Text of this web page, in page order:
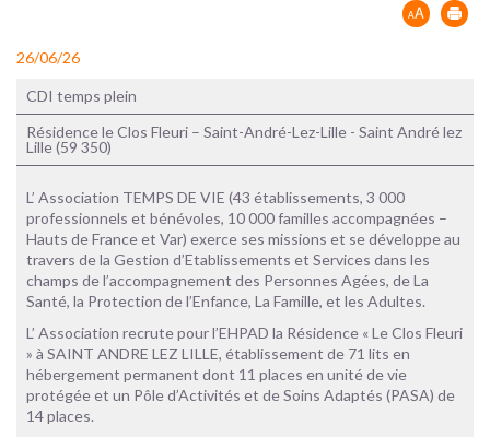
26/06/26
CDI temps plein
Résidence le Clos Fleuri – Saint-André-Lez-Lille - Saint André lez
Lille (59 350)
L’ Association TEMPS DE VIE (43 établissements, 3 000
professionnels et bénévoles, 10 000 familles accompagnées –
Hauts de France et Var) exerce ses missions et se développe au
travers de la Gestion d’Etablissements et Services dans les
champs de l’accompagnement des Personnes Agées, de La
Santé, la Protection de l’Enfance, La Famille, et les Adultes.
L’ Association recrute pour l’EHPAD la Résidence « Le Clos Fleuri
» à SAINT ANDRE LEZ LILLE, établissement de 71 lits en
hébergement permanent dont 11 places en unité de vie
protégée et un Pôle d’Activités et de Soins Adaptés (PASA) de
14 places.